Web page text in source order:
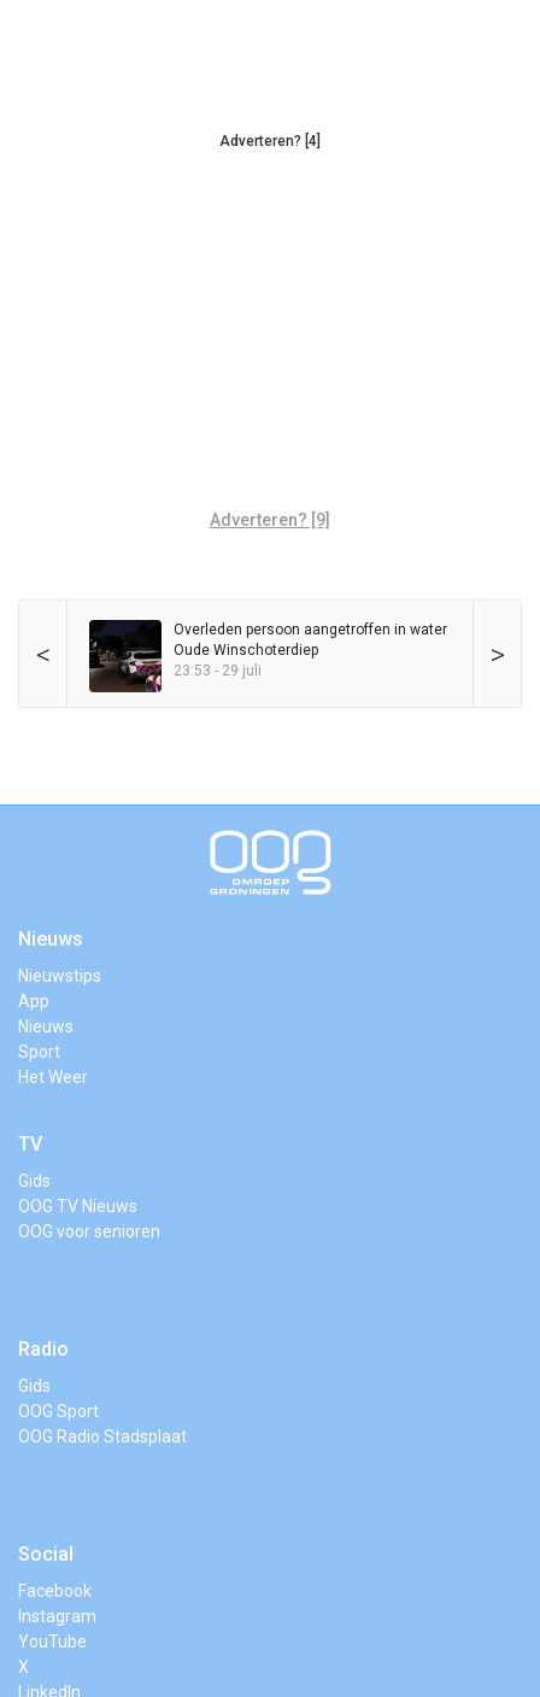
Adverteren? [4]
Adverteren? [9]
< >
Overleden persoon aangetroffen in water
Oude Winschoterdiep
23:53 - 29 juli
Nieuws
Nieuwstips
App
Nieuws
Sport
Het Weer
TV
Gids
OOG TV Nieuws
OOG voor senioren
Radio
Gids
OOG Sport
OOG Radio Stadsplaat
Social
Facebook
Instagram
YouTube
X
LinkedIn